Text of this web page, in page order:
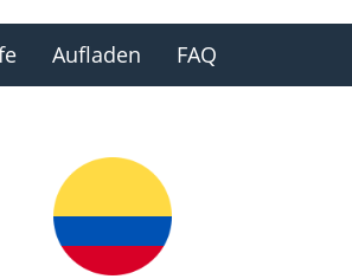
Aufladen FAQ